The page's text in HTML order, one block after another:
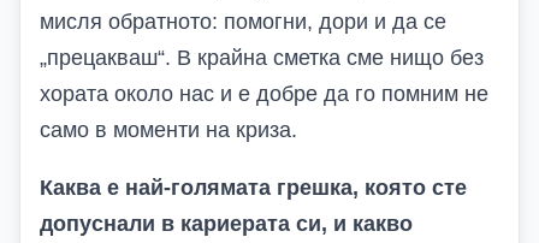
мисля обратното: помогни, дори и да се
„прецакваш“. В крайна сметка сме нищо без
хората около нас и е добре да го помним не
само в моменти на криза.
Каква е най-голямата грешка, която сте
допуснали в кариерата си, и какво